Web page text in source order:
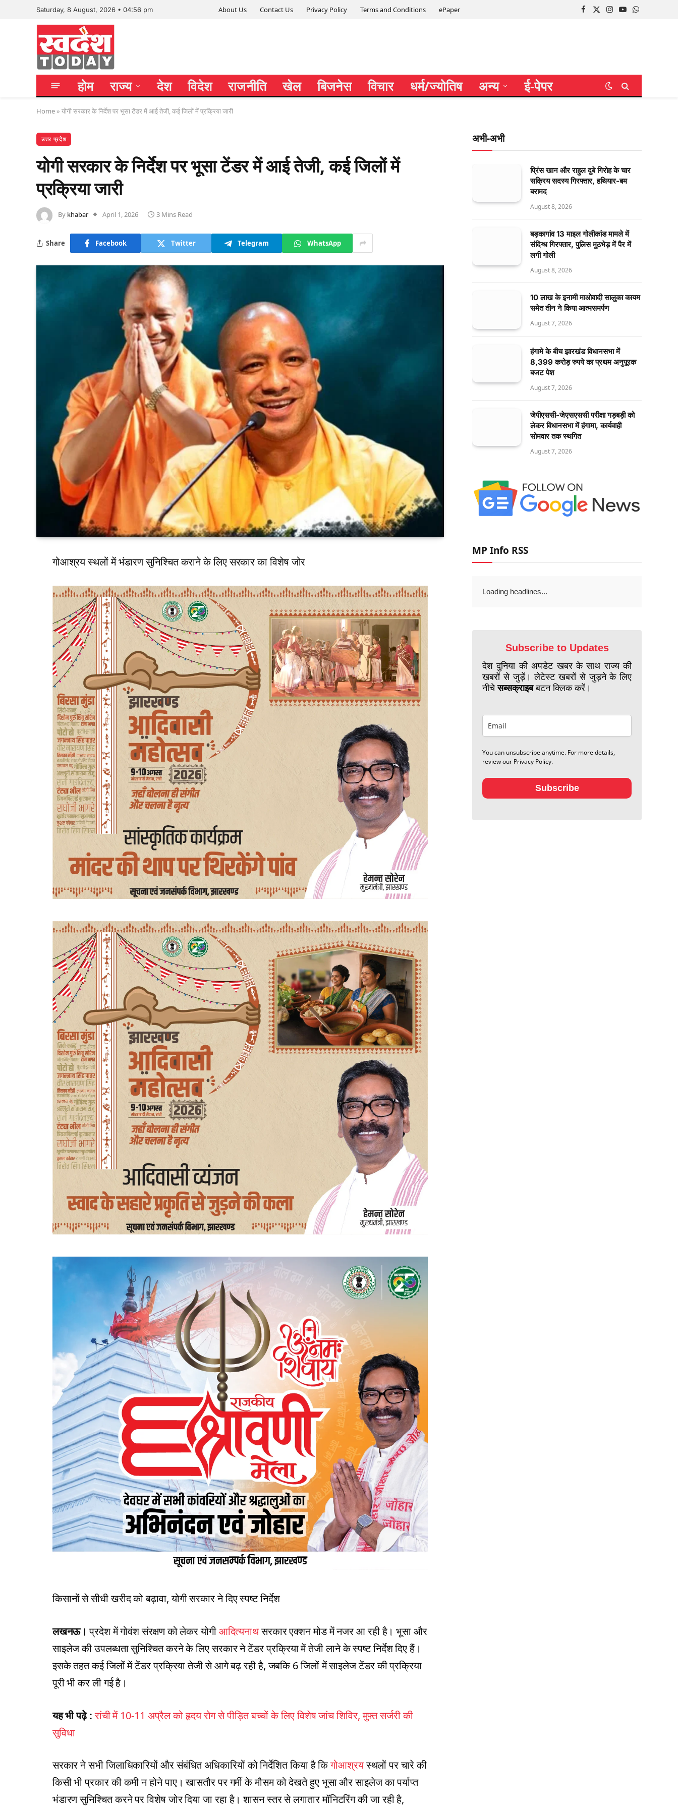
Saturday, 8 August, 2026 • 04:56 pm About Us Contact Us Privacy Policy Terms and Conditions ePaper
Facebook
X
Instagram
YouTubeWhatsApp
होम राज्य देश विदेश राजनीति खेल बिजनेस विचार धर्म/ज्योतिष अन्य ई-पेपर
Home » योगी सरकार के निर्देश पर भूसा टेंडर में आई तेजी, कई जिलों में प्रक्रिया जारी
उत्तर प्रदेश
योगी सरकार के निर्देश पर भूसा टेंडर में आई तेजी, कई जिलों में
प्रक्रिया जारी
By khabar April 1, 2026 3 Mins Read
Share Facebook Twitter Telegram WhatsApp
गोआश्रय स्थलों में भंडारण सुनिश्चित कराने के लिए सरकार का विशेष जोर
किसानों से सीधी खरीद को बढ़ावा, योगी सरकार ने दिए स्पष्ट निर्देश
लखनऊ। प्रदेश में गोवंश संरक्षण को लेकर योगीआदित्यनाथसरकार एक्शन मोड में नजर आ रही है। भूसा और
साइलेज की उपलब्धता सुनिश्चित करने के लिए सरकार ने टेंडर प्रक्रिया में तेजी लाने के स्पष्ट निर्देश दिए हैं।
इसके तहत कई जिलों में टेंडर प्रक्रिया तेजी से आगे बढ़ रही है, जबकि 6 जिलों में साइलेज टेंडर की प्रक्रिया
पूरी भी कर ली गई है।
यह भी पढ़े :रांची में 10-11 अप्रैल को हृदय रोग से पीड़ित बच्चों के लिए विशेष जांच शिविर, मुफ्त सर्जरी की
सुविधा
सरकार ने सभी जिलाधिकारियों और संबंधित अधिकारियों को निर्देशित किया है किगोआश्रयस्थलों पर चारे की
किसी भी प्रकार की कमी न होने पाए। खासतौर पर गर्मी के मौसम को देखते हुए भूसा और साइलेज का पर्याप्त
भंडारण सुनिश्चित करने पर विशेष जोर दिया जा रहा है। शासन स्तर से लगातार मॉनिटरिंग की जा रही है,
अभी-अभी
प्रिंस खान और राहुल दुबे गिरोह के चार
सक्रिय सदस्य गिरफ्तार, हथियार-बम
बरामद
August 8, 2026
बड़कागांव 13 माइल गोलीकांड मामले में
संदिग्ध गिरफ्तार, पुलिस मुठभेड़ में पैर में
लगी गोली
August 8, 2026
10 लाख के इनामी माओवादी सालुका कायम
समेत तीन ने किया आत्मसमर्पण
August 7, 2026
हंगामे के बीच झारखंड विधानसभा में
8,399 करोड़ रुपये का प्रथम अनुपूरक
बजट पेश
August 7, 2026
जेपीएससी-जेएसएससी परीक्षा गड़बड़ी को
लेकर विधानसभा में हंगामा, कार्यवाही
सोमवार तक स्थगित
August 7, 2026
MP Info RSS
Loading headlines...
Subscribe to Updates
देश दुनिया की अपडेट खबर के साथ राज्य की
खबरों से जुड़ें। लेटेस्ट खबरों से जुड़ने के लिए
नीचेसब्सक्राइबबटन क्लिक करें।
You can unsubscribe anytime. For more details,
review our Privacy Policy.
Subscribe